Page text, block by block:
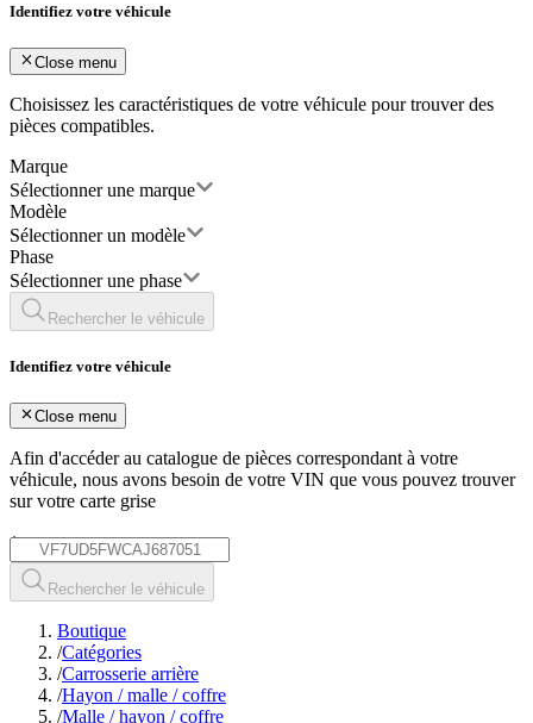
Identifiez votre véhicule
Close menu
Choisissez les caractéristiques de votre véhicule pour trouver des
pièces compatibles.
Marque
Sélectionner une marque
Modèle
Sélectionner un modèle
Phase
Sélectionner une phase
Rechercher le véhicule
Identifiez votre véhicule
Close menu
Afin d'accéder au catalogue de pièces correspondant à votre
véhicule, nous avons besoin de votre VIN que vous pouvez trouver
sur votre carte grise
*
Rechercher le véhicule
Boutique
/Catégories
/Carrosserie arrière
/Hayon / malle / coffre
/Malle / hayon / coffre